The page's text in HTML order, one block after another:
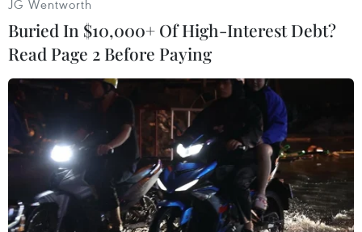
toàn chỉ sau hai ngày, nhưng ông lưu ý rằng ông
đã vô tình gỡ bỏ một lớp phim bảo vệ trên màn
hình.
JG Wentworth
Buried In $10,000+ Of High-Interest Debt?
Read Page 2 Before Paying